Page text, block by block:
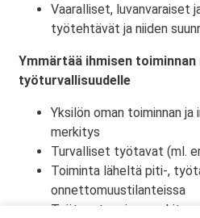
Vaaralliset, luvanvaraiset
työtehtävät ja niiden
Ymmärtää ihmisen
työturvallisuudelle
Yksilön oman toiminnan
merkitys
Turvalliset työtavat (ml.
Toiminta läheltä piti-,
onnettomuustilanteissa
Työtapaturmien merkitys